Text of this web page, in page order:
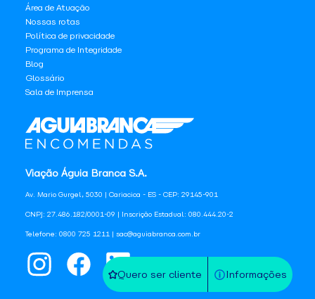
Quero ser cliente Informações
Viação Águia Branca S.A.
Av. Mario Gurgel, 5030 | Cariacica - ES - CEP: 29145-901
CNPJ: 27.486.182/0001-09 | Inscrição Estadual: 080.444.20-2
Telefone: 0800 725 1211 | sac@aguiabranca.com.br
Área de Atuação
Nossas rotas
Política de privacidade
Programa de Integridade
Blog
Glossário
Sala de Imprensa